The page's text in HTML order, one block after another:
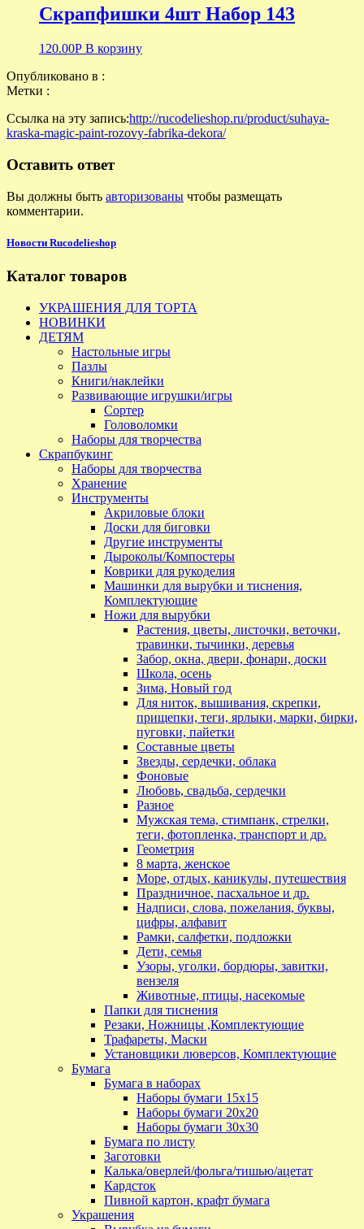
Скрапфишки 4шт Набор 143
120.00Р В корзину
Опубликовано в :
Метки :
Ссылка на эту запись:http://rucodelieshop.ru/product/suhaya-
kraska-magic-paint-rozovy-fabrika-dekora/
Оставить ответ
Вы должны быть авторизованы чтобы размещать
комментарии.
Новости Rucodelieshop
Каталог товаров
УКРАШЕНИЯ ДЛЯ ТОРТА
НОВИНКИ
ДЕТЯМ
Настольные игры
Пазлы
Книги/наклейки
Развивающие игрушки/игры
Сортер
Головоломки
Наборы для творчества
Скрапбукинг
Наборы для творчества
Хранение
Инструменты
Акриловые блоки
Доски для биговки
Другие инструменты
Дыроколы/Компостеры
Коврики для рукоделия
Машинки для вырубки и тиснения,
Комплектующие
Ножи для вырубки
Растения, цветы, листочки, веточки,
травинки, тычинки, деревья
Забор, окна, двери, фонари, доски
Школа, осень
Зима, Новый год
Для ниток, вышивания, скрепки,
прищепки, теги, ярлыки, марки, бирки,
пуговки, пайетки
Составные цветы
Звезды, сердечки, облака
Фоновые
Любовь, свадьба, сердечки
Разное
Мужская тема, стимпанк, стрелки,
теги, фотопленка, транспорт и др.
Геометрия
8 марта, женское
Море, отдых, каникулы, путешествия
Праздничное, пасхальное и др.
Надписи, слова, пожелания, буквы,
цифры, алфавит
Рамки, салфетки, подложки
Дети, семья
Узоры, уголки, бордюры, завитки,
вензеля
Животные, птицы, насекомые
Папки для тиснения
Резаки, Ножницы ,Комплектующие
Трафареты, Маски
Установщики люверсов, Комплектующие
Бумага
Бумага в наборах
Наборы бумаги 15х15
Наборы бумаги 20х20
Наборы бумаги 30х30
Бумага по листу
Заготовки
Калька/оверлей/фольга/тишью/ацетат
Кардсток
Пивной картон, крафт бумага
Украшения